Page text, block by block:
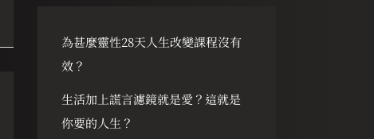
字
:
為甚麼靈性28天人生改變課程沒有
效？
生活加上謊言濾鏡就是愛？這就是
你要的人生？